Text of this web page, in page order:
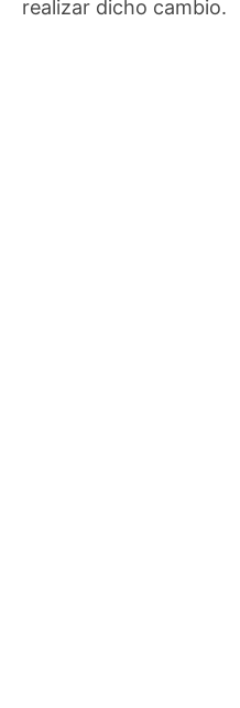
realizar dicho cambio.